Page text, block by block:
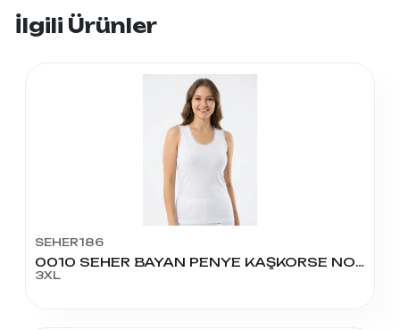
İlgili Ürünler
SEHER186
0010 SEHER BAYAN PENYE KAŞKORSE NO:7
3XL